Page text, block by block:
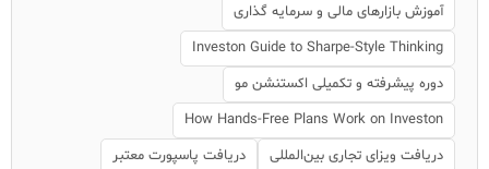
آموزش بازارهای مالی و سرمایه گذاری
Investon Guide to Sharpe-Style Thinking
دوره پیشرفته و تکمیلی اکستنشن مو
How Hands-Free Plans Work on Investon
دریافت ویزای تجاری بین‌المللی
دریافت پاسپورت معتبر